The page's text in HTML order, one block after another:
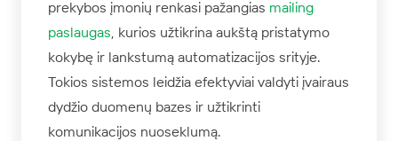
prekybos įmonių renkasi pažangias mailing
paslaugas , kurios užtikrina aukštą pristatymo
kokybę ir lankstumą automatizacijos srityje.
Tokios sistemos leidžia efektyviai valdyti įvairaus
dydžio duomenų bazes ir užtikrinti
komunikacijos nuoseklumą.